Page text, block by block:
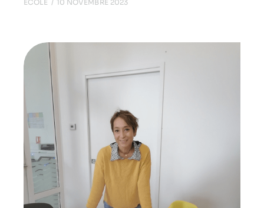
ÉCOLE 10 NOVEMBRE 2023